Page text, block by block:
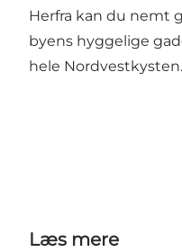
Herfra kan du nemt
byens hyggelige
hele Nordvestkysten.
Læs mere